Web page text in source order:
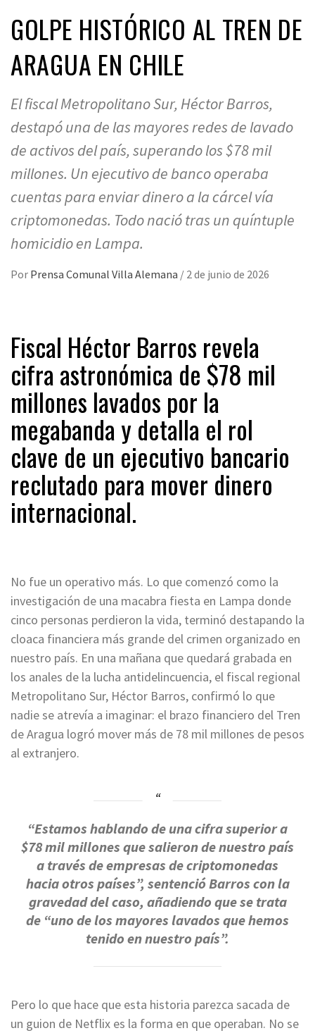
GOLPE HISTÓRICO AL TREN DE
ARAGUA EN CHILE
El fiscal Metropolitano Sur, Héctor Barros,
destapó una de las mayores redes de lavado
de activos del país, superando los $78 mil
millones. Un ejecutivo de banco operaba
cuentas para enviar dinero a la cárcel vía
criptomonedas. Todo nació tras un quíntuple
homicidio en Lampa.
Por Prensa Comunal Villa Alemana / 2 de junio de 2026
Fiscal Héctor Barros revela
cifra astronómica de $78 mil
millones lavados por la
megabanda y detalla el rol
clave de un ejecutivo bancario
reclutado para mover dinero
internacional.
No fue un operativo más. Lo que comenzó como la
investigación de una macabra fiesta en Lampa donde
cinco personas perdieron la vida, terminó destapando la
cloaca financiera más grande del crimen organizado en
nuestro país. En una mañana que quedará grabada en
los anales de la lucha antidelincuencia, el fiscal regional
Metropolitano Sur, Héctor Barros, confirmó lo que
nadie se atrevía a imaginar: el brazo financiero del Tren
de Aragua logró mover más de 78 mil millones de pesos
al extranjero.
“Estamos hablando de una cifra superior a
$78 mil millones que salieron de nuestro país
a través de empresas de criptomonedas
hacia otros países”, sentenció Barros con la
gravedad del caso, añadiendo que se trata
de “uno de los mayores lavados que hemos
tenido en nuestro país”.
Pero lo que hace que esta historia parezca sacada de
un guion de Netflix es la forma en que operaban. No se